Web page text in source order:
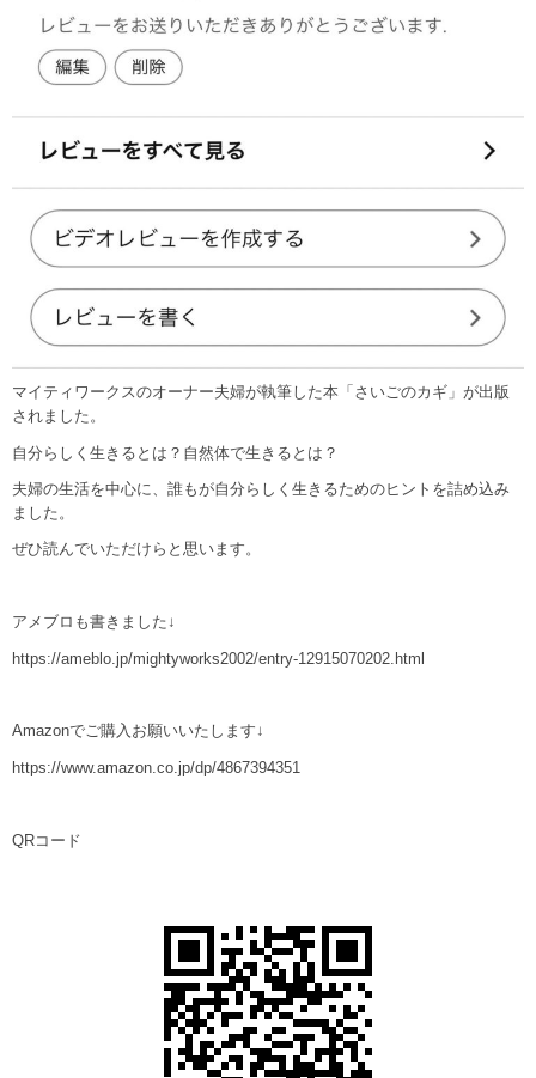
マイティワークスのオーナー夫婦が執筆した本「さいごのカギ」が出版
されました。
自分らしく生きるとは？自然体で生きるとは？
夫婦の生活を中心に、誰もが自分らしく生きるためのヒントを詰め込み
ました。
ぜひ読んでいただけらと思います。
アメブロも書きました↓
https://ameblo.jp/mightyworks2002/entry-12915070202.html
Amazonでご購入お願いいたします↓
https://www.amazon.co.jp/dp/4867394351
QRコード